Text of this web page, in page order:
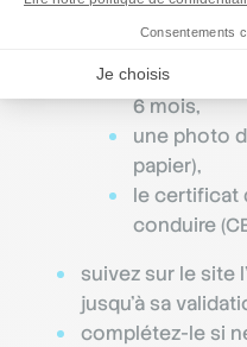
d’identité,
un
6 mois,
une photo
papier),
le certificat
conduire
suivez sur le site
jusqu’à sa
complétez-le si